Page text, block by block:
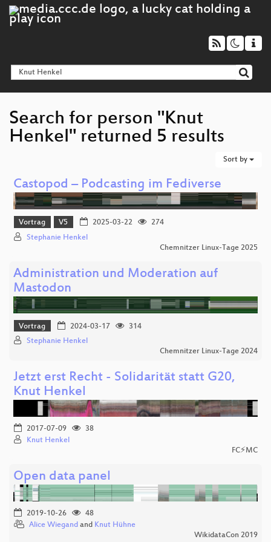
Search for person "Knut
Henkel" returned 5 results
Sort by
Castopod – Podcasting im Fediverse
Vortrag V5 2025-03-22
274
Stephanie Henkel
Chemnitzer Linux-Tage 2025
Administration und Moderation auf
Mastodon
Vortrag 2024-03-17
314
Stephanie Henkel
Chemnitzer Linux-Tage 2024
Jetzt erst Recht - Solidarität statt G20,
Knut Henkel
2017-07-09
38
Knut Henkel
FC⚡MC
Open data panel
2019-10-26
48
Alice Wiegand and Knut Hühne
WikidataCon 2019